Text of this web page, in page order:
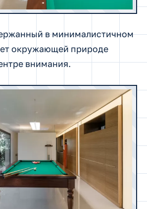
в минималистичном
окружающей природе
внимания.